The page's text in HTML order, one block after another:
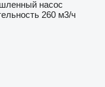
насос
260 м3/ч